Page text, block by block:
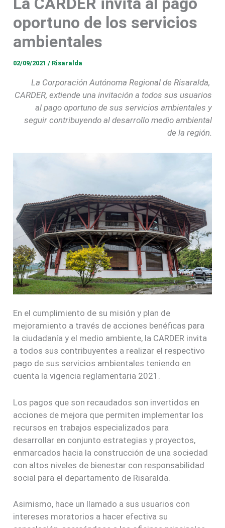
oportuno de los servicios
ambientales
02/09/2021/ Risaralda
La Corporación Autónoma Regional de Risaralda,
CARDER, extiende una invitación a todos sus usuarios
al pago oportuno de sus servicios ambientales y
seguir contribuyendo al desarrollo medio ambiental
de la región.
En el cumplimiento de su misión y plan de
mejoramiento a través de acciones benéficas para
la ciudadanía y el medio ambiente, la CARDER invita
a todos sus contribuyentes a realizar el respectivo
pago de sus servicios ambientales teniendo en
cuenta la vigencia reglamentaria 2021.
Los pagos que son recaudados son invertidos en
acciones de mejora que permiten implementar los
recursos en trabajos especializados para
desarrollar en conjunto estrategias y proyectos,
enmarcados hacia la construcción de una sociedad
con altos niveles de bienestar con responsabilidad
social para el departamento de Risaralda.
Asimismo, hace un llamado a sus usuarios con
intereses moratorios a hacer efectiva su